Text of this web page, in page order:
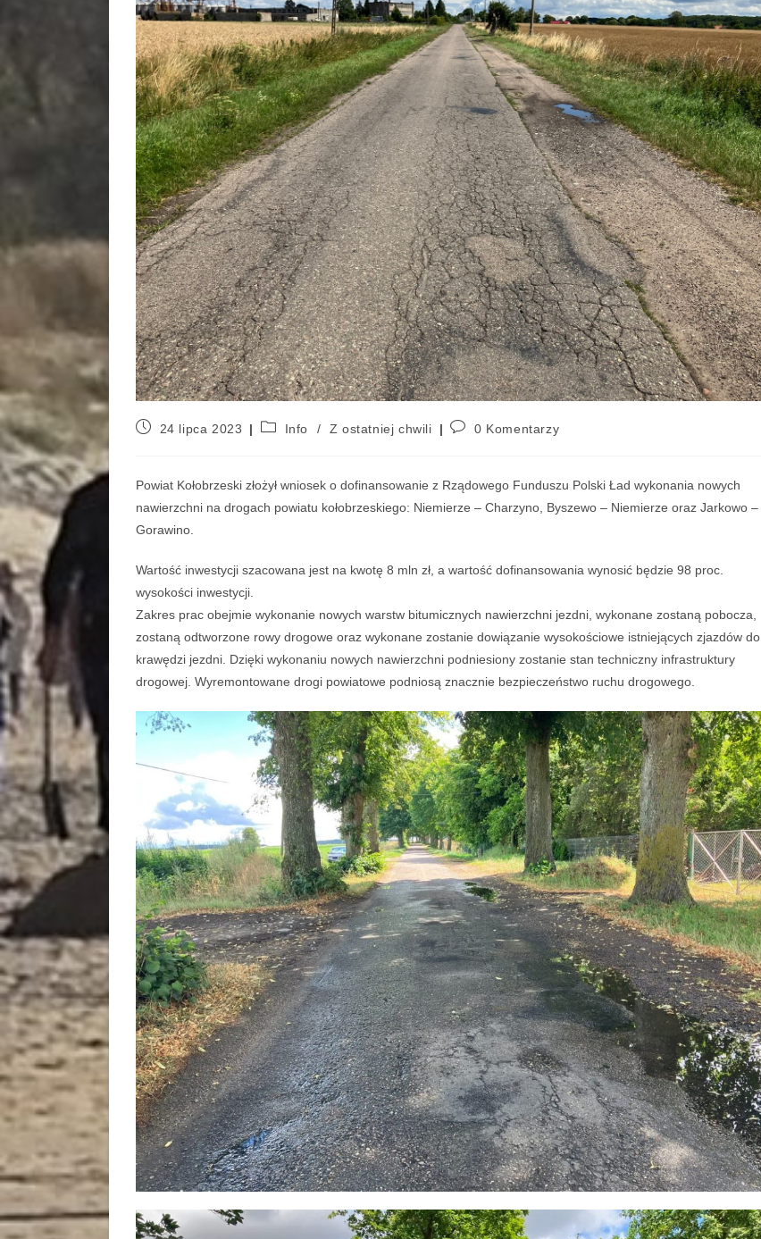
24 lipca 2023 Info / Z ostatniej chwili 0 Komentarzy
Powiat Kołobrzeski złożył wniosek o dofinansowanie z Rządowego Funduszu Polski Ład wykonania nowych
nawierzchni na drogach powiatu kołobrzeskiego: Niemierze – Charzyno, Byszewo – Niemierze oraz Jarkowo –
Gorawino.
Wartość inwestycji szacowana jest na kwotę 8 mln zł, a wartość dofinansowania wynosić będzie 98 proc.
wysokości inwestycji.
Zakres prac obejmie wykonanie nowych warstw bitumicznych nawierzchni jezdni, wykonane zostaną pobocza,
zostaną odtworzone rowy drogowe oraz wykonane zostanie dowiązanie wysokościowe istniejących zjazdów do
krawędzi jezdni. Dzięki wykonaniu nowych nawierzchni podniesiony zostanie stan techniczny infrastruktury
drogowej. Wyremontowane drogi powiatowe podniosą znacznie bezpieczeństwo ruchu drogowego.